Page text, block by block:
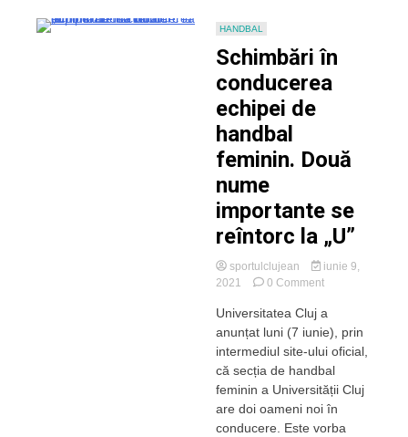
HANDBAL
Schimbări în
conducerea
echipei de
handbal
feminin. Două
nume
importante se
reîntorc la „U”
sportulclujean
iunie 9,
2021
0 Commenton
în
conducerea
echipei
de
feminin.
Două
nume
Universitatea Cluj a
anunțat luni (7 iunie), prin
intermediul site-ului oficial,
că secția de handbal
feminin a Universității Cluj
are doi oameni noi în
conducere. Este vorba